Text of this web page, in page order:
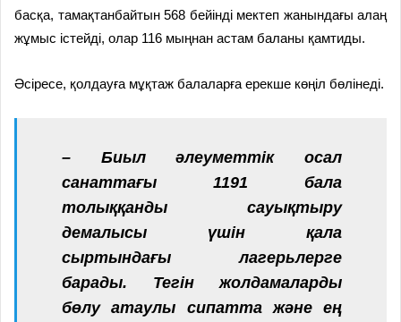
басқа, тамақтанбайтын 568 бейінді мектеп жанындағы алаң
жұмыс істейді, олар 116 мыңнан астам баланы қамтиды.
Әсіресе, қолдауға мұқтаж балаларға ерекше көңіл бөлінеді.
– Биыл әлеуметтік осал
санаттағы 1191 бала
толыққанды сауықтыру
демалысы үшін қала
сыртындағы лагерьлерге
барады. Тегін жолдамаларды
бөлу атаулы сипатта және ең